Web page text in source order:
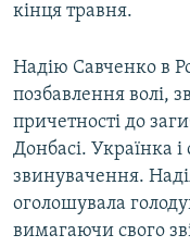
кінця травня.
Надію Савченко в
позбавлення волі,
причетності до
Донбасі. Українка і
звинувачення.
оголошувала
вимагаючи свого